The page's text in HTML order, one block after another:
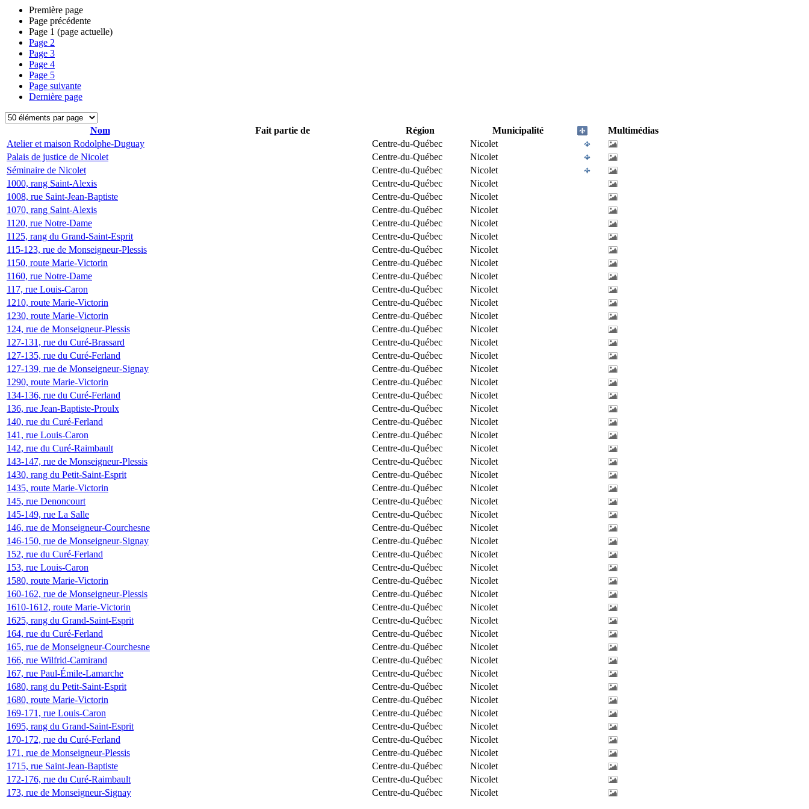
Première page
Page précédente
Page 1 (page actuelle)
Page 2
Page 3
Page 4
Page 5
Page suivante
Dernière page
Nom Fait partie de Région Municipalité
Multimédias
Atelier et maison Rodolphe-Duguay
Centre-du-Québec
Nicolet
Palais de justice de Nicolet
Centre-du-Québec
Nicolet
Séminaire de Nicolet
Centre-du-Québec
Nicolet
1000, rang Saint-Alexis
Centre-du-Québec
Nicolet
1008, rue Saint-Jean-Baptiste
Centre-du-Québec
Nicolet
1070, rang Saint-Alexis
Centre-du-Québec
Nicolet
1120, rue Notre-Dame
Centre-du-Québec
Nicolet
1125, rang du Grand-Saint-Esprit
Centre-du-Québec
Nicolet
115-123, rue de Monseigneur-Plessis
Centre-du-Québec
Nicolet
1150, route Marie-Victorin
Centre-du-Québec
Nicolet
1160, rue Notre-Dame
Centre-du-Québec
Nicolet
117, rue Louis-Caron
Centre-du-Québec
Nicolet
1210, route Marie-Victorin
Centre-du-Québec
Nicolet
1230, route Marie-Victorin
Centre-du-Québec
Nicolet
124, rue de Monseigneur-Plessis
Centre-du-Québec
Nicolet
127-131, rue du Curé-Brassard
Centre-du-Québec
Nicolet
127-135, rue du Curé-Ferland
Centre-du-Québec
Nicolet
127-139, rue de Monseigneur-Signay
Centre-du-Québec
Nicolet
1290, route Marie-Victorin
Centre-du-Québec
Nicolet
134-136, rue du Curé-Ferland
Centre-du-Québec
Nicolet
136, rue Jean-Baptiste-Proulx
Centre-du-Québec
Nicolet
140, rue du Curé-Ferland
Centre-du-Québec
Nicolet
141, rue Louis-Caron
Centre-du-Québec
Nicolet
142, rue du Curé-Raimbault
Centre-du-Québec
Nicolet
143-147, rue de Monseigneur-Plessis
Centre-du-Québec
Nicolet
1430, rang du Petit-Saint-Esprit
Centre-du-Québec
Nicolet
1435, route Marie-Victorin
Centre-du-Québec
Nicolet
145, rue Denoncourt
Centre-du-Québec
Nicolet
145-149, rue La Salle
Centre-du-Québec
Nicolet
146, rue de Monseigneur-Courchesne
Centre-du-Québec
Nicolet
146-150, rue de Monseigneur-Signay
Centre-du-Québec
Nicolet
152, rue du Curé-Ferland
Centre-du-Québec
Nicolet
153, rue Louis-Caron
Centre-du-Québec
Nicolet
1580, route Marie-Victorin
Centre-du-Québec
Nicolet
160-162, rue de Monseigneur-Plessis
Centre-du-Québec
Nicolet
1610-1612, route Marie-Victorin
Centre-du-Québec
Nicolet
1625, rang du Grand-Saint-Esprit
Centre-du-Québec
Nicolet
164, rue du Curé-Ferland
Centre-du-Québec
Nicolet
165, rue de Monseigneur-Courchesne
Centre-du-Québec
Nicolet
166, rue Wilfrid-Camirand
Centre-du-Québec
Nicolet
167, rue Paul-Émile-Lamarche
Centre-du-Québec
Nicolet
1680, rang du Petit-Saint-Esprit
Centre-du-Québec
Nicolet
1680, route Marie-Victorin
Centre-du-Québec
Nicolet
169-171, rue Louis-Caron
Centre-du-Québec
Nicolet
1695, rang du Grand-Saint-Esprit
Centre-du-Québec
Nicolet
170-172, rue du Curé-Ferland
Centre-du-Québec
Nicolet
171, rue de Monseigneur-Plessis
Centre-du-Québec
Nicolet
1715, rue Saint-Jean-Baptiste
Centre-du-Québec
Nicolet
172-176, rue du Curé-Raimbault
Centre-du-Québec
Nicolet
173, rue de Monseigneur-Signay
Centre-du-Québec Nicolet